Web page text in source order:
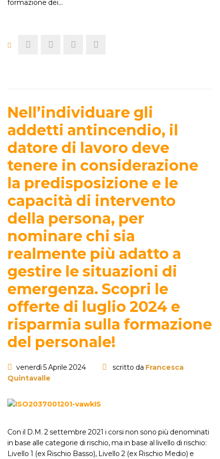
formazione dei…
Nell’individuare gli
addetti antincendio, il
datore di lavoro deve
tenere in considerazione
la predisposizione e le
capacità di intervento
della persona, per
nominare chi sia
realmente più adatto a
gestire le situazioni di
emergenza. Scopri le
offerte di luglio 2024 e
risparmia sulla formazione
del personale!
venerdì 5 Aprile 2024 scritto da Francesca
Quintavalle
Con il D.M. 2 settembre 2021 i corsi non sono più denominati
in base alle categorie di rischio, ma in base al livello di rischio:
Livello 1 (ex Rischio Basso), Livello 2 (ex Rischio Medio) e